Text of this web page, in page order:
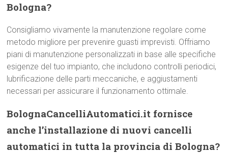
Bologna?
Consigliamo vivamente la manutenzione regolare come
metodo migliore per prevenire guasti imprevisti. Offriamo
piani di manutenzione personalizzati in base alle specifiche
esigenze del tuo impianto, che includono controlli periodici,
lubrificazione delle parti meccaniche, e aggiustamenti
necessari per assicurare il funzionamento ottimale.
BolognaCancelliAutomatici.it fornisce
anche l’installazione di nuovi cancelli
automatici in tutta la provincia di Bologna?